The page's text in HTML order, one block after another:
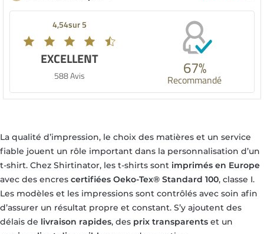
4,54sur 5
EXCELLENT
588 Avis 67%
Recommandé
La qualité d’impression, le choix des matières et un service
fiable jouent un rôle important dans la personnalisation d’un
t-shirt. Chez Shirtinator, les t-shirts sont imprimés en Europe
avec des encres certifiées Oeko-Tex® Standard 100, classe I.
Les modèles et les impressions sont contrôlés avec soin afin
d’assurer un résultat propre et constant. S’y ajoutent des
délais de livraison rapides, des prix transparents et un